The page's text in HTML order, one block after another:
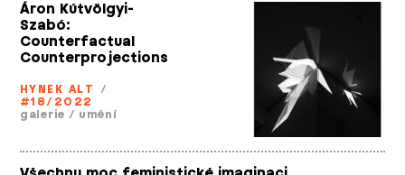
Áron Kútvölgyi­-
Szabó:
Counterfactual
Counterprojections
HYNEK ALT /
#18/2022
galerie / umění